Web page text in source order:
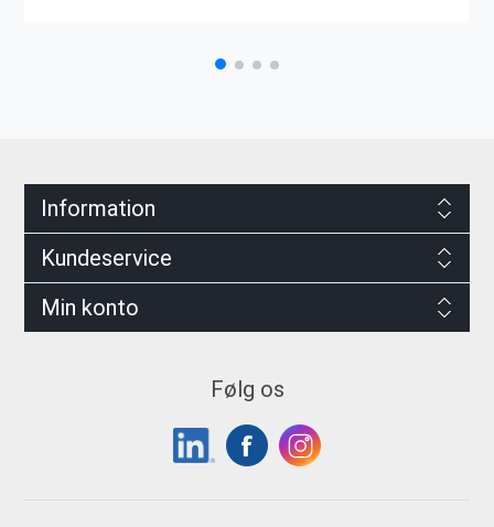
Information
Kundeservice
Min konto
Følg os